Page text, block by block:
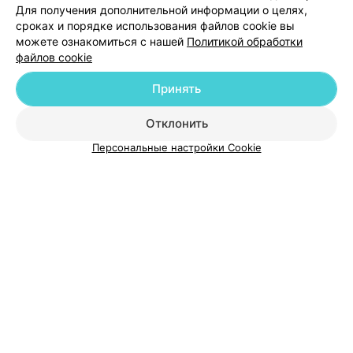
Добавить компанию
Добавить специалиста
Для получения дополнительной информации о целях,
сроках и порядке использования файлов cookie вы
можете ознакомиться с нашей Политикой обработки
файлов cookie
Отклонить
Принять
Персональные настройки Cookie